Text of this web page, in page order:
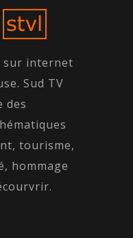
sur internet
Sud TV
des
tourisme,
hommage